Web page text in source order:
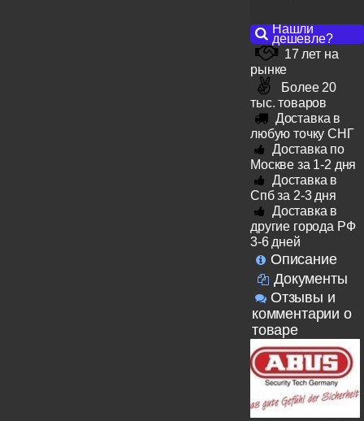
Нашли
дешевле?
17 лет на
рынке
Более 20
тыс. товаров
Доставка в
любую точку СНГ
Доставка по
Москве за 1-2 дня
Доставка в
Спб за 2-3 дня
Доставка в
другие города РФ
3-6 дней
Описание
Документы
Отзывы и
комментарии о
товаре